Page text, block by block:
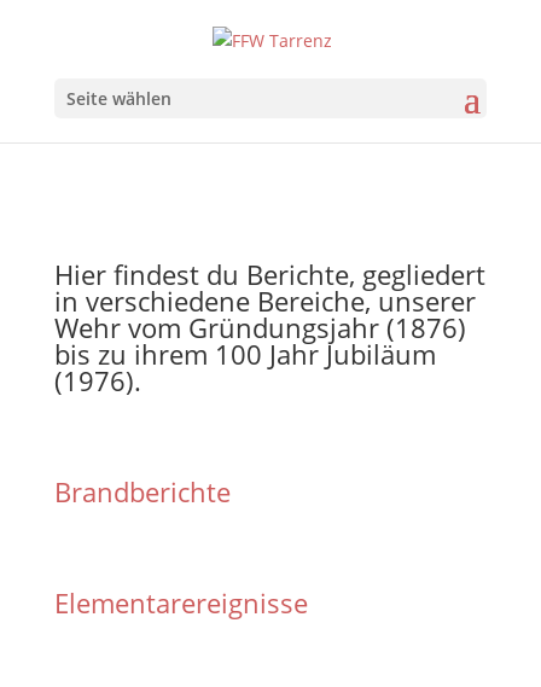
Seite wählen
Hier findest du Berichte, gegliedert
in verschiedene Bereiche, unserer
Wehr vom Gründungsjahr (1876)
bis zu ihrem 100 Jahr Jubiläum
(1976).
Brandberichte
Elementarereignisse